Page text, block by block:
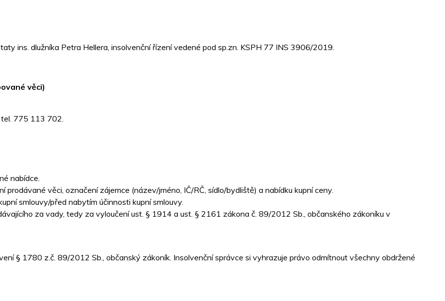
ins. dlužníka Petra Hellera, insolvenční řízení vedené pod sp.zn. KSPH 77 INS 3906/2019.
věci)
tel. 775 113 702.
nabídce.
věci, označení zájemce (název/jméno, IČ/RČ, sídlo/bydliště) a nabídku kupní ceny.
smlouvy/před nabytím účinnosti kupní smlouvy.
za vady, tedy za vyloučení ust. § 1914 a ust. § 2161 zákona č. 89/2012 Sb., občanského zákoníku v
§ 1780 z.č. 89/2012 Sb., občanský zákoník. Insolvenční správce si vyhrazuje právo odmítnout všechny obdržené